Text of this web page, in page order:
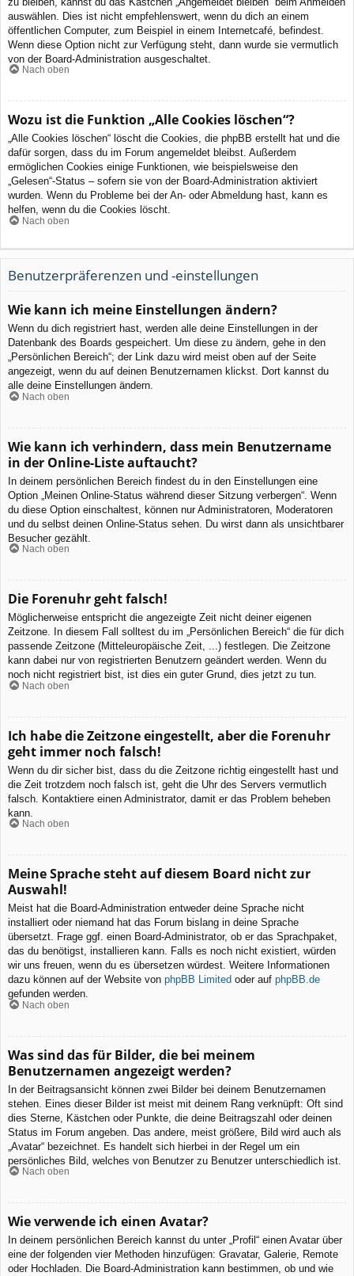
auswählen. Dies ist nicht empfehlenswert, wenn du dich an einem
öffentlichen Computer, zum Beispiel in einem Internetcafé, befindest.
Wenn diese Option nicht zur Verfügung steht, dann wurde sie vermutlich
von der Board-Administration ausgeschaltet.
Nach oben
Wozu ist die Funktion „Alle Cookies löschen“?
„Alle Cookies löschen“ löscht die Cookies, die phpBB erstellt hat und die
dafür sorgen, dass du im Forum angemeldet bleibst. Außerdem
ermöglichen Cookies einige Funktionen, wie beispielsweise den
„Gelesen“-Status – sofern sie von der Board-Administration aktiviert
wurden. Wenn du Probleme bei der An- oder Abmeldung hast, kann es
helfen, wenn du die Cookies löscht.
Nach oben
Benutzerpräferenzen und -einstellungen
Wie kann ich meine Einstellungen ändern?
Wenn du dich registriert hast, werden alle deine Einstellungen in der
Datenbank des Boards gespeichert. Um diese zu ändern, gehe in den
„Persönlichen Bereich“; der Link dazu wird meist oben auf der Seite
angezeigt, wenn du auf deinen Benutzernamen klickst. Dort kannst du
alle deine Einstellungen ändern.
Nach oben
Wie kann ich verhindern, dass mein Benutzername
in der Online-Liste auftaucht?
In deinem persönlichen Bereich findest du in den Einstellungen eine
Option „Meinen Online-Status während dieser Sitzung verbergen“. Wenn
du diese Option einschaltest, können nur Administratoren, Moderatoren
und du selbst deinen Online-Status sehen. Du wirst dann als unsichtbarer
Besucher gezählt.
Nach oben
Die Forenuhr geht falsch!
Möglicherweise entspricht die angezeigte Zeit nicht deiner eigenen
Zeitzone. In diesem Fall solltest du im „Persönlichen Bereich“ die für dich
passende Zeitzone (Mitteleuropäische Zeit, ...) festlegen. Die Zeitzone
kann dabei nur von registrierten Benutzern geändert werden. Wenn du
noch nicht registriert bist, ist dies ein guter Grund, dies jetzt zu tun.
Nach oben
Ich habe die Zeitzone eingestellt, aber die Forenuhr
geht immer noch falsch!
Wenn du dir sicher bist, dass du die Zeitzone richtig eingestellt hast und
die Zeit trotzdem noch falsch ist, geht die Uhr des Servers vermutlich
falsch. Kontaktiere einen Administrator, damit er das Problem beheben
kann.
Nach oben
Meine Sprache steht auf diesem Board nicht zur
Auswahl!
Meist hat die Board-Administration entweder deine Sprache nicht
installiert oder niemand hat das Forum bislang in deine Sprache
übersetzt. Frage ggf. einen Board-Administrator, ob er das Sprachpaket,
das du benötigst, installieren kann. Falls es noch nicht existiert, würden
wir uns freuen, wenn du es übersetzen würdest. Weitere Informationen
dazu können auf der Website von phpBB Limited oder auf phpBB.de
gefunden werden.
Nach oben
Was sind das für Bilder, die bei meinem
Benutzernamen angezeigt werden?
In der Beitragsansicht können zwei Bilder bei deinem Benutzernamen
stehen. Eines dieser Bilder ist meist mit deinem Rang verknüpft: Oft sind
dies Sterne, Kästchen oder Punkte, die deine Beitragszahl oder deinen
Status im Forum angeben. Das andere, meist größere, Bild wird auch als
„Avatar“ bezeichnet. Es handelt sich hierbei in der Regel um ein
persönliches Bild, welches von Benutzer zu Benutzer unterschiedlich ist.
Nach oben
Wie verwende ich einen Avatar?
In deinem persönlichen Bereich kannst du unter „Profil“ einen Avatar über
eine der folgenden vier Methoden hinzufügen: Gravatar, Galerie, Remote
oder Hochladen. Die Board-Administration kann bestimmen, ob und wie